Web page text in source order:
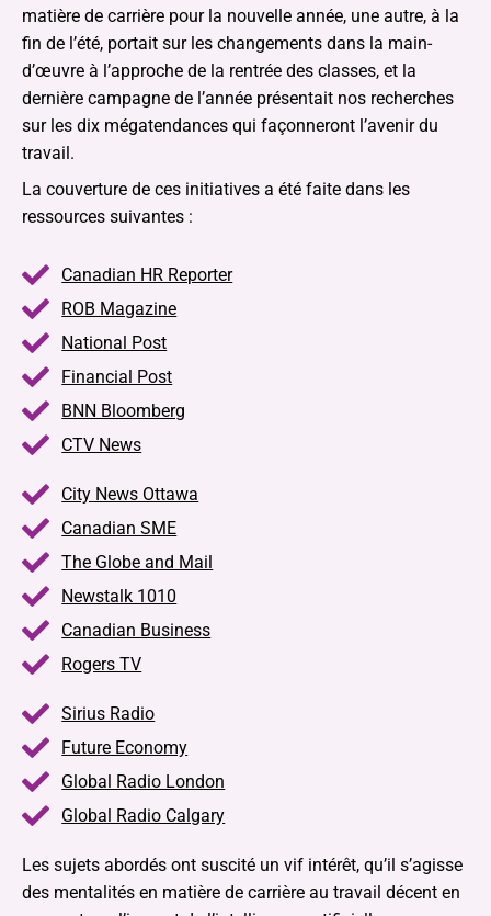
matière de carrière pour la nouvelle année, une autre, à la
fin de l’été, portait sur les changements dans la main-
d’œuvre à l’approche de la rentrée des classes, et la
dernière campagne de l’année présentait nos recherches
sur les dix mégatendances qui façonneront l’avenir du
travail.
La couverture de ces initiatives a été faite dans les
ressources suivantes :
Canadian HR Reporter
ROB Magazine
National Post
Financial Post
BNN Bloomberg
CTV News
City News Ottawa
Canadian SME
The Globe and Mail
Newstalk 1010
Canadian Business
Rogers TV
Sirius Radio
Future Economy
Global Radio London
Global Radio Calgary
Les sujets abordés ont suscité un vif intérêt, qu’il s’agisse
des mentalités en matière de carrière au travail décent en